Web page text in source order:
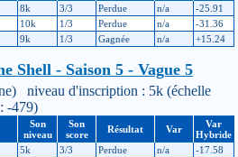
8k 3/3 Perdue n/a
-25.91
10k 1/3 Perdue n/a
-31.36
9k 1/3 Gagnée n/a +15.24
Shell - Saison 5 - Vague 5
niveau d'inscription : 5k (échelle
-479)
Son
niveau
Son
score
Résultat Var
Var
Hybride
5k 3/3 Perdue n/a
-17.58